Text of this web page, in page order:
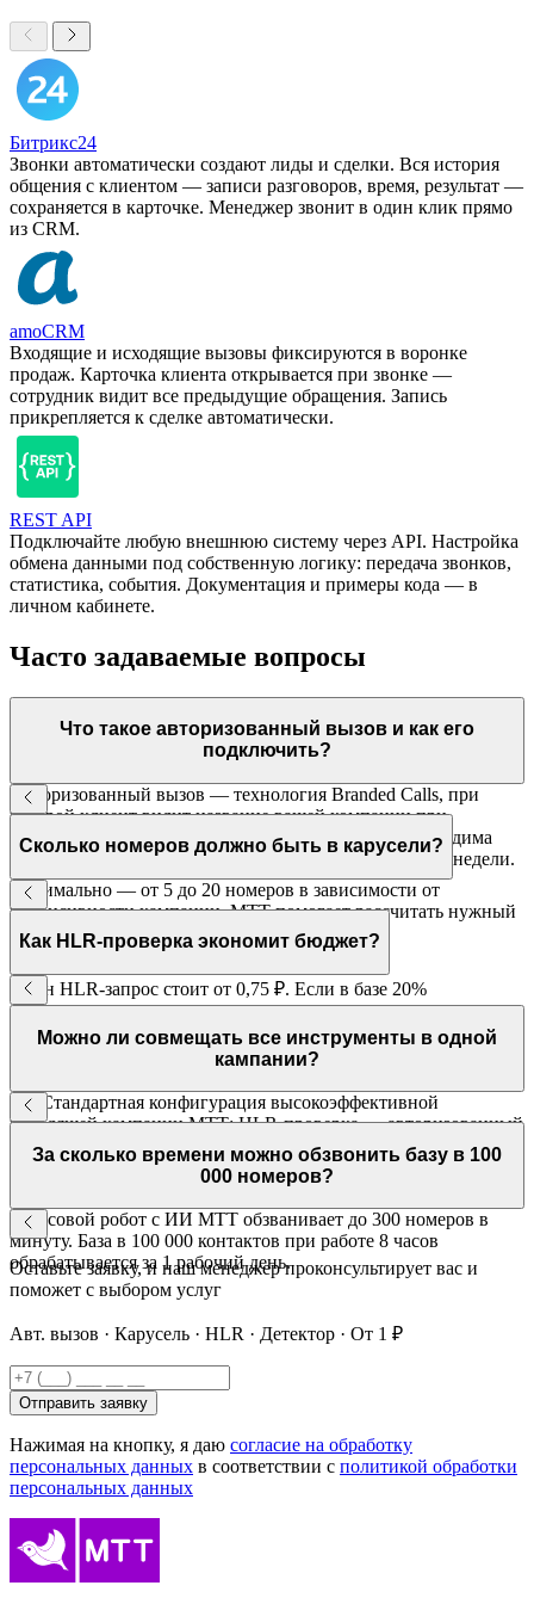
Битрикс24
Звонки автоматически создают лиды и сделки. Вся история
общения с клиентом — записи разговоров, время, результат —
сохраняется в карточке. Менеджер звонит в один клик прямо
из CRM.
amoCRM
Входящие и исходящие вызовы фиксируются в воронке
продаж. Карточка клиента открывается при звонке —
сотрудник видит все предыдущие обращения. Запись
прикрепляется к сделке автоматически.
REST API
Подключайте любую внешнюю систему через API. Настройка
обмена данными под собственную логику: передача звонков,
статистика, события. Документация и примеры кода — в
личном кабинете.
Часто задаваемые вопросы
Что такое авторизованный вызов и как его
подключить?
Авторизованный вызов — технология Branded Calls, при
которой клиент видит название вашей компании при
входящем звонке. Подключается через МТТ — необходима
верификация бренда у операторов связи. Срок — 1–2 недели.
Сколько номеров должно быть в карусели?
Оптимально — от 5 до 20 номеров в зависимости от
интенсивности кампании. МТТ помогает рассчитать нужный
пул и настроить логику ротации.
Как HLR-проверка экономит бюджет?
Один HLR-запрос стоит от 0,75 ₽. Если в базе 20%
неактивных номеров, проверка экономит 20% бюджета на
звонки — при большом объёме это тысячи рублей на каждую
Можно ли совмещать все инструменты в одной
кампании?
Да. Стандартная конфигурация высокоэффективной
исходящей кампании МТТ: HLR-проверка → авторизованный
вызов → карусель номеров → детектор автоответчиков. Все
инструменты работают вместе.
За сколько времени можно обзвонить базу в 100
000 номеров?
Голосовой робот с ИИ МТТ обзванивает до 300 номеров в
минуту. База в 100 000 контактов при работе 8 часов
обрабатывается за 1 рабочий день.
Оставьте заявку, и наш менеджер проконсультирует вас и
поможет с выбором услуг
Авт. вызов · Карусель · HLR · Детектор · От 1 ₽
Отправить заявку
Нажимая на кнопку, я даю согласие на обработку
персональных данных в соответствии с политикой обработки
персональных данных